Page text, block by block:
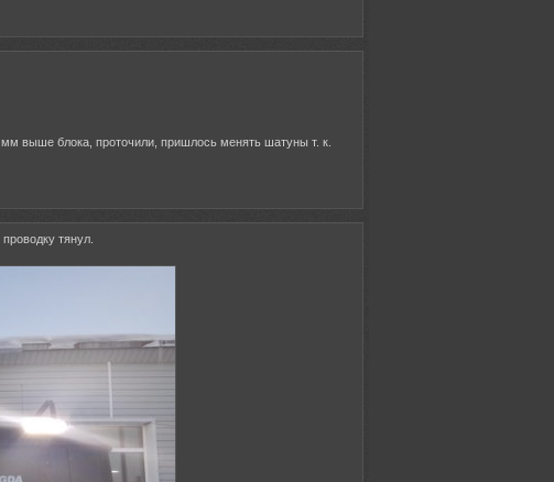
выше блока, проточили, пришлось менять шатуны т. к.
тянул.